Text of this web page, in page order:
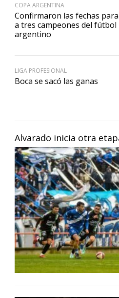
Alvarado inicia otra
COPA ARGENTINA
Confirmaron las fechas
a tres campeones del fútbol
argentino
LIGA PROFESIONAL
Boca se sacó las ganas